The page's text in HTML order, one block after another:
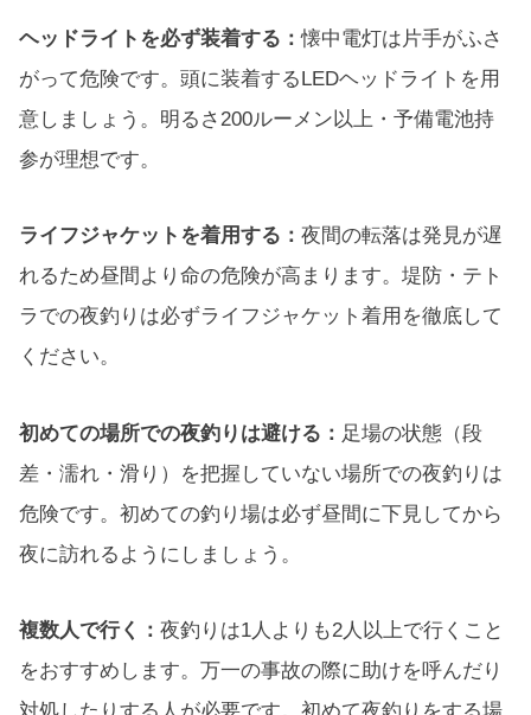
ヘッドライトを必ず装着する：懐中電灯は片手がふさ
がって危険です。頭に装着するLEDヘッドライトを用
意しましょう。明るさ200ルーメン以上・予備電池持
参が理想です。
ライフジャケットを着用する： 夜間の転落は発見が遅
れるため昼間より命の危険が高まります。堤防・テト
ラでの夜釣りは必ずライフジャケット着用を徹底して
ください。
初めての場所での夜釣りは避ける： 足場の状態（段
差・濡れ・滑り）を把握していない場所での夜釣りは
危険です。初めての釣り場は必ず昼間に下見してから
夜に訪れるようにしましょう。
複数人で行く： 夜釣りは1人よりも2人以上で行くこと
をおすすめします。万一の事故の際に助けを呼んだり